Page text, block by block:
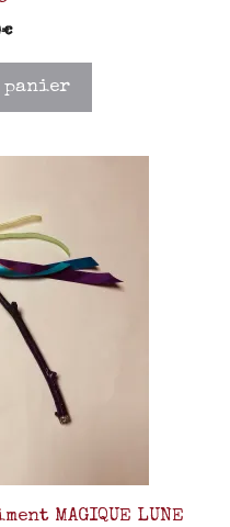
€
panier
MAGIQUE LUNE